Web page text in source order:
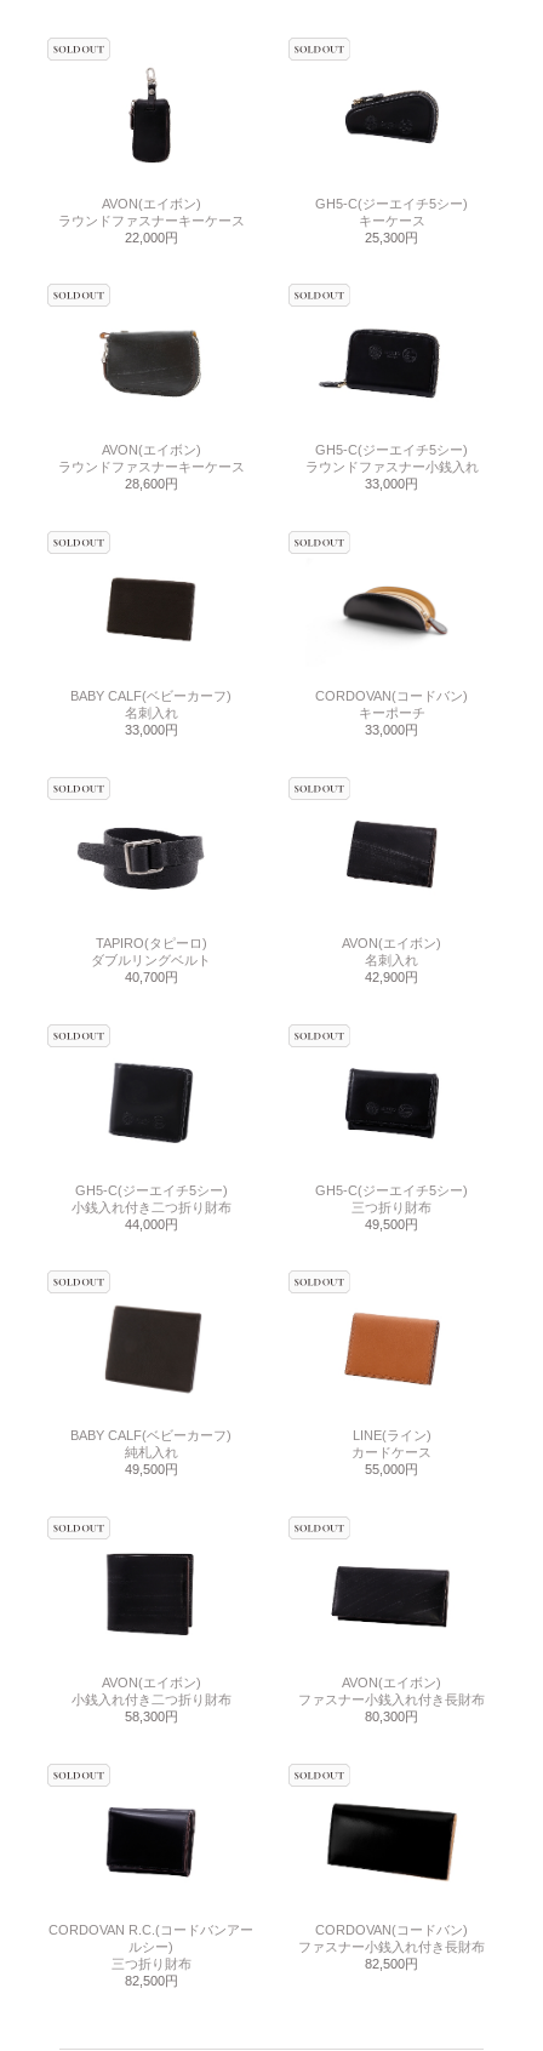
AVON(エイボン)
ラウンドファスナーキーケース
22,000円
GH5-C(ジーエイチ5シー)
キーケース
25,300円
AVON(エイボン)
ラウンドファスナーキーケース
28,600円
GH5-C(ジーエイチ5シー)
ラウンドファスナー小銭入れ
33,000円
BABY CALF(ベビーカーフ)
名刺入れ
33,000円
CORDOVAN(コードバン)
キーポーチ
33,000円
TAPIRO(タピーロ)
ダブルリングベルト
40,700円
AVON(エイボン)
名刺入れ
42,900円
GH5-C(ジーエイチ5シー)
小銭入れ付き二つ折り財布
44,000円
GH5-C(ジーエイチ5シー)
三つ折り財布
49,500円
BABY CALF(ベビーカーフ)
純札入れ
49,500円
LINE(ライン)
カードケース
55,000円
AVON(エイボン)
小銭入れ付き二つ折り財布
58,300円
AVON(エイボン)
ファスナー小銭入れ付き長財布
80,300円
CORDOVAN R.C.(コードバンアー
ルシー)
三つ折り財布
82,500円
CORDOVAN(コードバン)
ファスナー小銭入れ付き長財布
82,500円